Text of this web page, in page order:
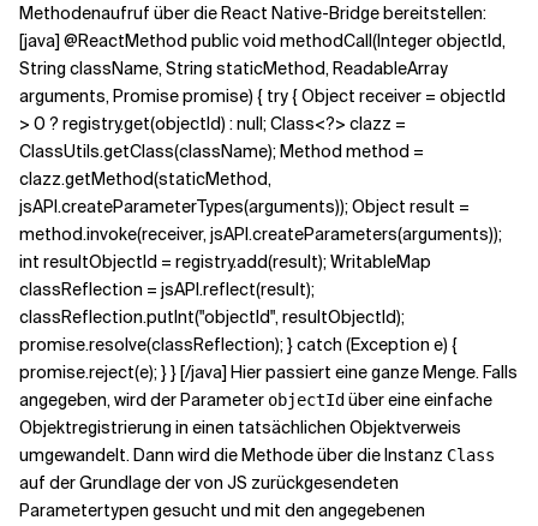
Methodenaufruf über die React Native-Bridge bereitstellen:
[java] @ReactMethod public void methodCall(Integer objectId,
String className, String staticMethod, ReadableArray
arguments, Promise promise) { try { Object receiver = objectId
> 0 ? registry.get(objectId) : null; Class<?> clazz =
ClassUtils.getClass(className); Method method =
clazz.getMethod(staticMethod,
jsAPI.createParameterTypes(arguments)); Object result =
method.invoke(receiver, jsAPI.createParameters(arguments));
int resultObjectId = registry.add(result); WritableMap
classReflection = jsAPI.reflect(result);
classReflection.putInt("objectId", resultObjectId);
promise.resolve(classReflection); } catch (Exception e) {
promise.reject(e); } } [/java] Hier passiert eine ganze Menge. Falls
angegeben, wird der Parameter objectId über eine einfache
Objektregistrierung in einen tatsächlichen Objektverweis
umgewandelt. Dann wird die Methode über die Instanz Class
auf der Grundlage der von JS zurückgesendeten
Parametertypen gesucht und mit den angegebenen